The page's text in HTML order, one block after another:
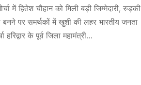
में हितेश चौहान को मिली बड़ी जिम्मेदारी, रुड़की
बनने पर समर्थकों में खुशी की लहर भारतीय जनता
हरिद्वार के पूर्व जिला महामंत्री…